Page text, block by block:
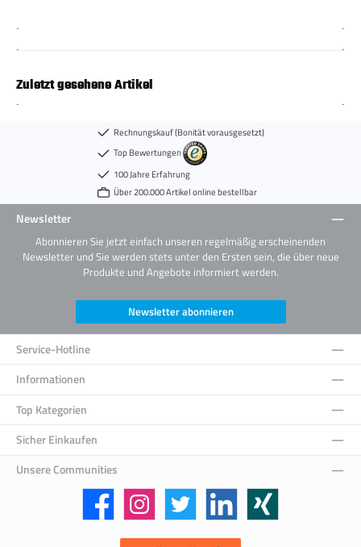
Zuletzt gesehene Artikel
Rechnungskauf (Bonität vorausgesetzt)
Top Bewertungen
100 Jahre Erfahrung
Über 200.000 Artikel online bestellbar
Newsletter
Abonnieren Sie jetzt einfach unseren regelmäßig erscheinenden
Newsletter und Sie werden stets unter den Ersten sein, die über neue
Produkte und Angebote informiert werden.
Newsletter abonnieren
Service-Hotline
Informationen
Top Kategorien
Sicher Einkaufen
Unsere Communities
Facebook Instagram Twitter LinkedIn Xing